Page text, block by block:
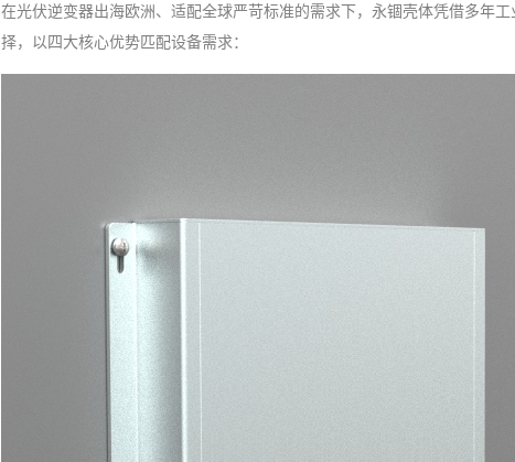
在光伏逆变器出海欧洲、适配全球严苛标准的需求下，永锢壳体凭借多年
择，以四大核心优势匹配设备需求：